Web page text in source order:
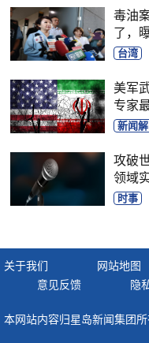
毒油
了，
台湾
美军
专家
新闻
攻破
领域
时事
关于我们 网站地图
意见反馈
隐
本网站内容归星岛新闻集团